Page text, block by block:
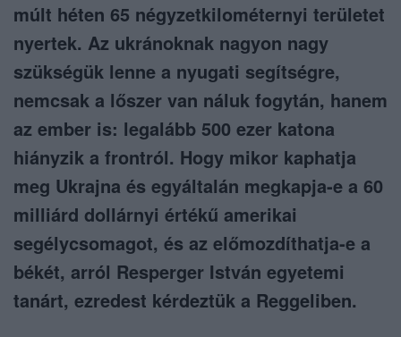
múlt héten 65 négyzetkilométernyi területet
nyertek. Az ukránoknak nagyon nagy
szükségük lenne a nyugati segítségre,
nemcsak a lőszer van náluk fogytán, hanem
az ember is: legalább 500 ezer katona
hiányzik a frontról. Hogy mikor kaphatja
meg Ukrajna és egyáltalán megkapja-e a 60
milliárd dollárnyi értékű amerikai
segélycsomagot, és az előmozdíthatja-e a
békét, arról Resperger István egyetemi
tanárt, ezredest kérdeztük a Reggeliben.